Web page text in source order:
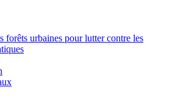
forêts urbaines pour lutter contre les